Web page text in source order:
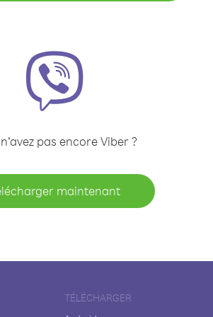
pas encore Viber ?
maintenant
TÉLÉCHARGER